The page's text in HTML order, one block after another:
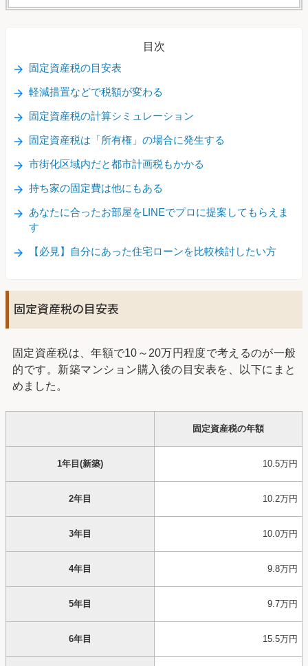
目次
固定資産税の目安表
軽減措置などで税額が変わる
固定資産税の計算シミュレーション
固定資産税は「所有権」の場合に発生する
市街化区域内だと都市計画税もかかる
持ち家の固定費は他にもある
あなたに合ったお部屋をLINEでプロに提案してもらえま
す
【必見】自分にあった住宅ローンを比較検討したい方
固定資産税の目安表
固定資産税は、年額で10～20万円程度で考えるのが一般
的です。新築マンション購入後の目安表を、以下にまと
めました。
固定資産税の年額
1年目(新築) 10.5万円
2年目 10.2万円
3年目 10.0万円
4年目 9.8万円
5年目 9.7万円
6年目 15.5万円